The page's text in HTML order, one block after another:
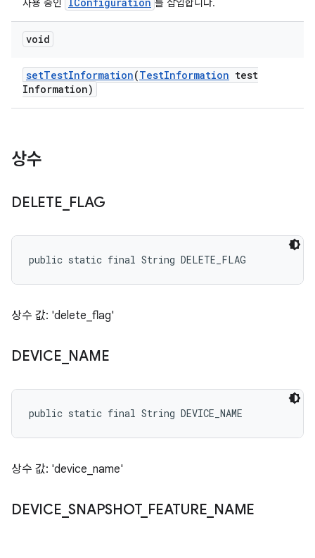
사용 중인 를 삽입합니다.
void
setTestInformation(TestInformation test
Information)
상수
DELETE FLAG
public static final String DELETE_FLAG
상수 값: 'delete_flag'
DEVICE NAME
public static final String DEVICE_NAME
상수 값: 'device_name'
DEVICE _SNAPSHOT_ FEATURE NAME